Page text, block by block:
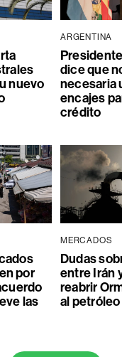
nuevo
ARGENTINA
dice que
necesaria
encajes
crédito
por
las
MERCADOS
Dudas
entre Irán
reabrir
al petróleo